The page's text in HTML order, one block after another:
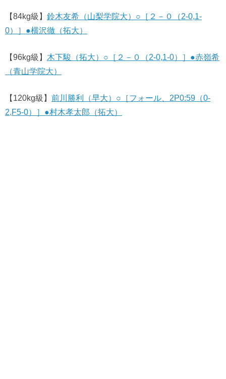
【84kg級】 鈴木友希（山梨学院大）○［２－０（2-0,1-
0）］●横沢徹（拓大）
【96kg級】 木下駿（拓大）○［２－０（2-0,1-0）］●赤嶺希
（青山学院大）
【120kg級】 前川勝利（早大）○［フォール、2P0:59（0-
2,F5-0）］●村木孝太郎（拓大）